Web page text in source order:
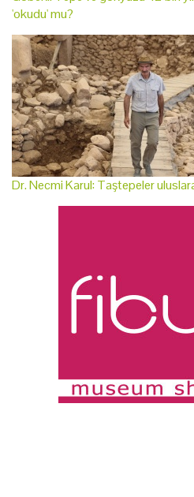
'okudu' mu?
Dr. Necmi Karul: Taştepeler